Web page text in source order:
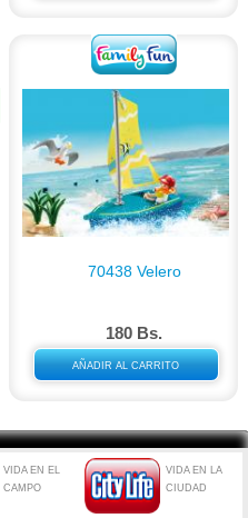
70438 Velero
180 Bs.
AÑADIR AL CARRITO
VIDA EN EL
CAMPO
VIDA EN LA
CIUDAD